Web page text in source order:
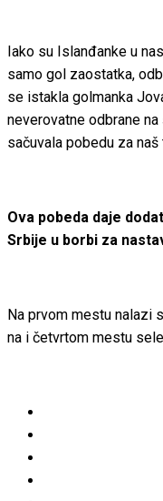
Iako su Islanđanke u
samo gol zaostatka,
se istakla golmanka
neverovatne odbrane
sačuvala pobedu za naš
Ova pobeda daje
Srbije u borbi za
Na prvom mestu nalazi
na i četvrtom mestu